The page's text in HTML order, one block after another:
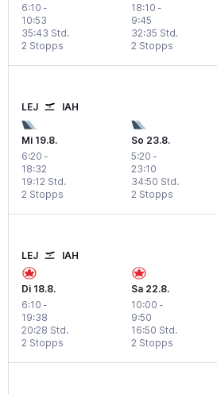
6:10 -
10:53
2 Stopps
35:43 Std.
18:10 -
9:45
2 Stopps
32:35 Std.
LEJ IAH
Mi 19.8.
6:20 -
18:32
2 Stopps
19:12 Std.
So 23.8.
5:20 -
23:10
2 Stopps
34:50 Std.
LEJ IAH
Di 18.8.
6:10 -
19:38
2 Stopps
20:28 Std.
Sa 22.8.
10:00 -
9:50
2 Stopps
16:50 Std.